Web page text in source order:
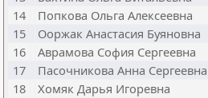
14
Попкова Ольга Алексеевна
15
Ооржак Анастасия Буяновна
16
Аврамова София Сергеевна
17
Пасочникова Анна Сергеевна
18
Хомяк Дарья Игоревна